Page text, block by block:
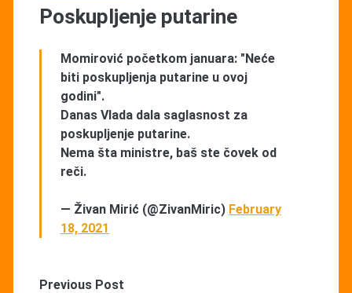
Poskupljenje putarine
Momirović početkom januara: "Neće
biti poskupljenja putarine u ovoj
godini".
Danas Vlada dala saglasnost za
poskupljenje putarine.
Nema šta ministre, baš ste čovek od
reči.
— Živan Mirić (@ZivanMiric) February
18, 2021
Previous Post